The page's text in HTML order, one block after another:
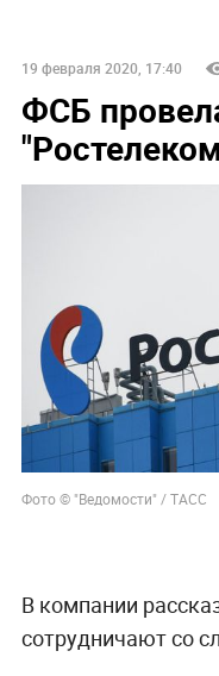
19 февраля 2020, 17:40
ФСБ
Фото © "Ведомости" / ТАСС
В компании
сотрудничают со